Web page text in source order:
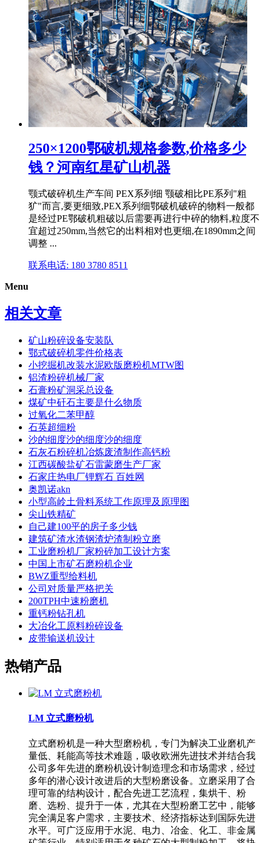
250×1200鄂破机规格参数,价格多少
钱？河南红星矿山机器
颚式破碎机生产车间 PEX系列细 颚破相比PE系列"粗
犷"而言,要更细致,PEX系列细鄂破机破碎的物料一般都
是经过PE鄂破机粗破以后需要再进行中碎的物料,粒度不
宜超过250mm,当然它的出料相对也更细,在1890mm之间
调整 ...
联系电话: 180 3780 8511
Menu
相关文章
矿山粉碎设备安装队
鄂式破碎机零件价格表
小挖掘机改装水泥欧版磨粉机MTW图
铝渣粉碎机械厂家
石膏粉矿洞采总设备
煤矿中矸石主要是什么物质
过氧化二苯甲醇
石英超细粉
沙的细度沙的细度沙的细度
石灰石粉碎机冶炼废渣制作高钙粉
江西碳酸盐矿石雷蒙磨生产厂家
石家庄热电厂锂辉石 百姓网
奥凯诺akn
小型高岭土骨料系统工作原理及原理图
尖山铁精矿
自己建100平的房子多少钱
建筑矿渣水渣钢渣炉渣制粉立磨
工业磨粉机厂家粉碎加工设计方案
中国上市矿石磨粉机企业
BWZ重型给料机
公司对质量严格把关
200TPH中速粉磨机
重钙粉钻孔机
大冶化工原料粉碎设备
皮带输送机设计
热销产品
LM 立式磨粉机
立式磨粉机是一种大型磨粉机，专门为解决工业磨机产
量低、耗能高等技术难题，吸收欧洲先进技术并结合我
公司多年先进的磨粉机设计制造理念和市场需求，经过
多年的潜心设计改进后的大型粉磨设备。立磨采用了合
理可靠的结构设计，配合先进工艺流程，集烘干、粉
磨、选粉、提升于一体，尤其在大型粉磨工艺中，能够
完全满足客户需求，主要技术、经济指标达到国际先进
水平。可广泛应用于水泥、电力、冶金、化工、非金属